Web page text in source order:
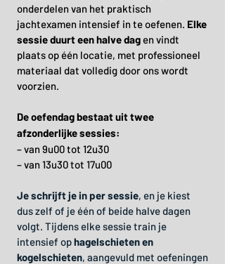
onderdelen van het praktisch
jachtexamen intensief in te oefenen. Elke
sessie duurt een halve dagen vindt
plaats op één locatie, met professioneel
materiaal dat volledig door ons wordt
voorzien.
De oefendag bestaat uit twee
afzonderlijke sessies:
– van 9u00 tot 12u30
– van 13u30 tot 17u00
Je schrijft je in per sessie, en je kiest
dus zelf of je één of beide halve dagen
volgt. Tijdens elke sessie train je
intensief ophagelschieten en
kogelschieten, aangevuld met oefeningen